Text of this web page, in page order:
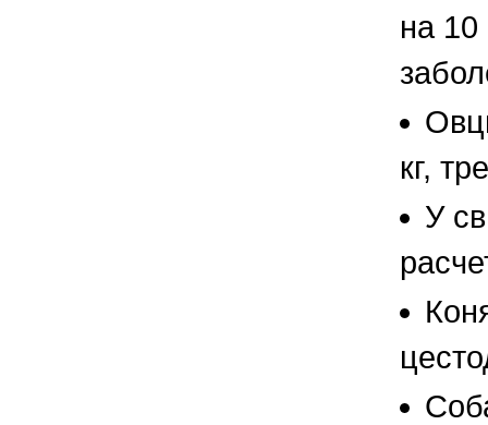
на 10
кг,
У